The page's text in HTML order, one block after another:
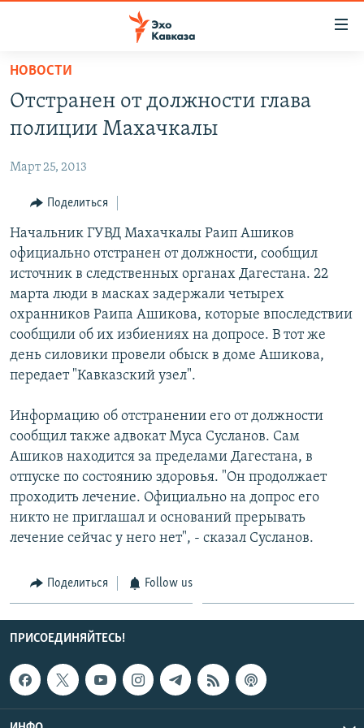
Вернуться
основному
содержанию
навигации
Вернутся
поиску
ТБИЛИСИ
ЦХИНВАЛИ
ВЕСЬ КАВКАЗ
СЕВЕРНЫЙ КАВКАЗ
АРМЕНИЯ
АЗЕРБАЙДЖАН
ТЕМЫ
ПОЛИТИКА
ЭКОНОМИКА
ОБЩЕСТВО
КУЛЬТУРА
СПОРТ
МИР
РУБРИКИ
НЕКРУГЛЫЙ СТОЛ
ГОСТЬ НЕДЕЛИ
ПОЗИЦИЯ
БЛОГИ
ГОЛОСА
ЧИТАЕМ ПРЕССУ
МУЛЬТИМЕДИА
ВИДЕО
ФОТО
АУДИО
ПОДКАСТЫ
АРХИВ РАДИОПРОГРАММЫ
ПРИСОЕДИНЯЙТЕСЬ!
Все сайты РСЕ/РС
НОВОСТИ
Отстранен от должности глава
полиции Махачкалы
Март 25, 2013
Поделиться
Начальник ГУВД Махачкалы Раип Ашиков
официально отстранен от должности, сообщил
источник в следственных органах Дагестана. 22
марта люди в масках задержали четырех
охранников Раипа Ашикова, которые впоследствии
сообщили об их избиениях на допросе. В тот же
день силовики провели обыск в доме Ашикова,
передает "Кавказский узел".
Информацию об отстранении его от должности
сообщил также адвокат Муса Сусланов. Сам
Ашиков находится за пределами Дагестана, в
отпуске по состоянию здоровья. "Он продолжает
проходить лечение. Официально на допрос его
никто не приглашал и оснований прерывать
лечение сейчас у него нет", - сказал Сусланов.
Поделиться Follow us
ПРИСОЕДИНЯЙТЕСЬ!